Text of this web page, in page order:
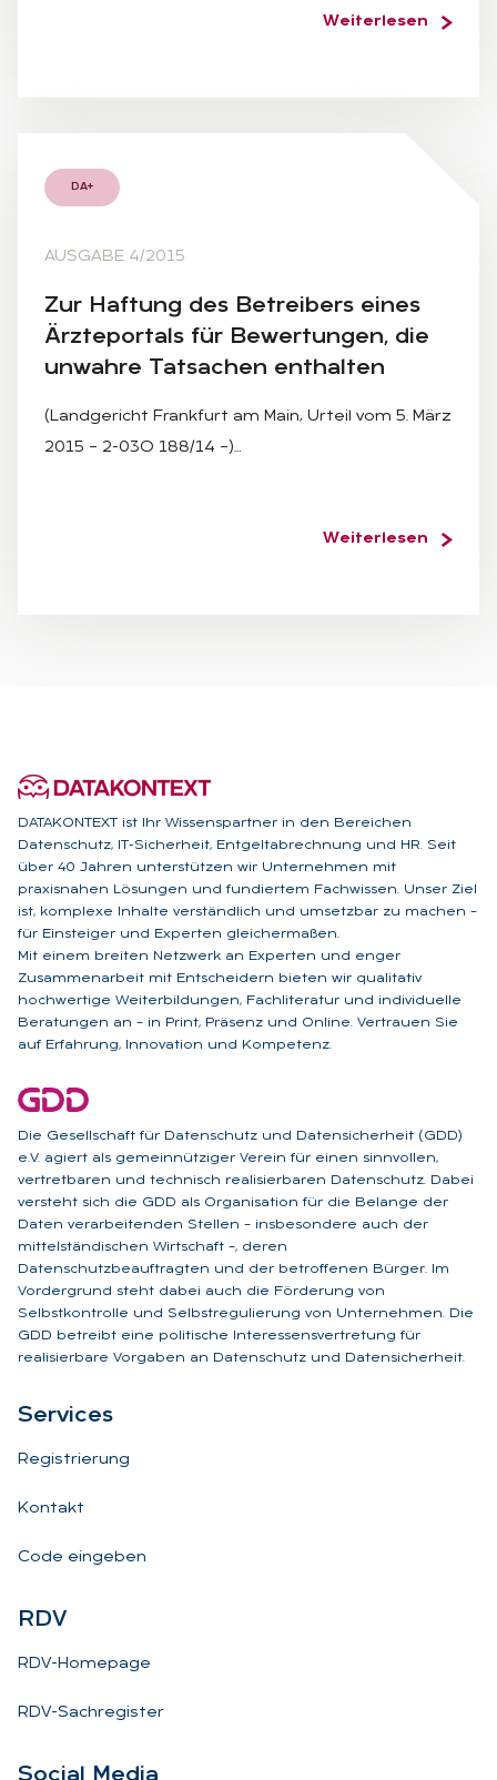
Weiterlesen
DA+
AUSGABE 4/2015
Zur Haf­tung des Be­trei­bers ei­nes
Ärz­te­por­tals für Be­wer­tun­gen, die
un­wah­re Tat­sa­chen ent­hal­ten
(Landgericht Frankfurt am Main, Urteil vom 5. März
2015 – 2-03O 188/14 –)…
Weiterlesen
DATAKONTEXT ist Ihr Wissenspartner in den Bereichen
Datenschutz, IT-Sicherheit, Entgeltabrechnung und HR. Seit
über 40 Jahren unterstützen wir Unternehmen mit
praxisnahen Lösungen und fundiertem Fachwissen. Unser Ziel
ist, komplexe Inhalte verständlich und umsetzbar zu machen –
für Einsteiger und Experten gleichermaßen.
Mit einem breiten Netzwerk an Experten und enger
Zusammenarbeit mit Entscheidern bieten wir qualitativ
hochwertige Weiterbildungen, Fachliteratur und individuelle
Beratungen an – in Print, Präsenz und Online. Vertrauen Sie
auf Erfahrung, Innovation und Kompetenz.
Die Gesellschaft für Datenschutz und Datensicherheit (GDD)
e.V. agiert als gemeinnütziger Verein für einen sinnvollen,
vertretbaren und technisch realisierbaren Datenschutz. Dabei
versteht sich die GDD als Organisation für die Belange der
Daten verarbeitenden Stellen – insbesondere auch der
mittelständischen Wirtschaft –, deren
Datenschutzbeauftragten und der betroffenen Bürger. Im
Vordergrund steht dabei auch die Förderung von
Selbstkontrolle und Selbstregulierung von Unternehmen. Die
GDD betreibt eine politische Interessensvertretung für
realisierbare Vorgaben an Datenschutz und Datensicherheit.
Ser­vices
Registrierung
Kontakt
Code eingeben
RDV
RDV-Homepage
RDV-Sachregister
So­ci­al Me­dia